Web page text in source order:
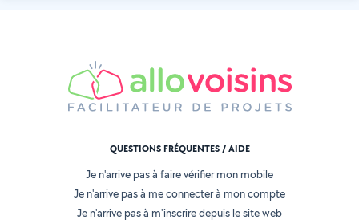
QUESTIONS FRÉQUENTES / AIDE
Je n'arrive pas à faire vérifier mon mobile
Je n'arrive pas à me connecter à mon compte
Je n'arrive pas à m'inscrire depuis le site web